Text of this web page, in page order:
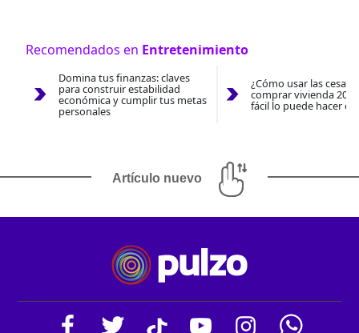
Recomendados en Entretenimiento
Domina tus finanzas: claves
para construir estabilidad
económica y cumplir tus metas
personales
¿Cómo usar las
comprar vivienda
fácil lo puede hacer
Artículo nuevo